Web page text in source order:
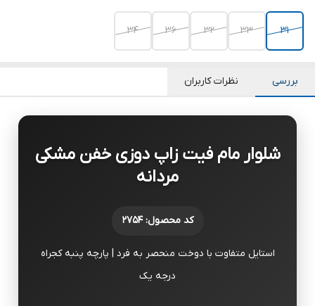
31
33
32
36
34
بررسی نظرات کاربران
شلوار مام فیت زاپ دوزی خفن مشکی
مردانه
کد محصول: ۲۷۵۴
استایل متفاوت با دوخت منحصر به فرد | پارچه پنبه کجراه
درجه یک